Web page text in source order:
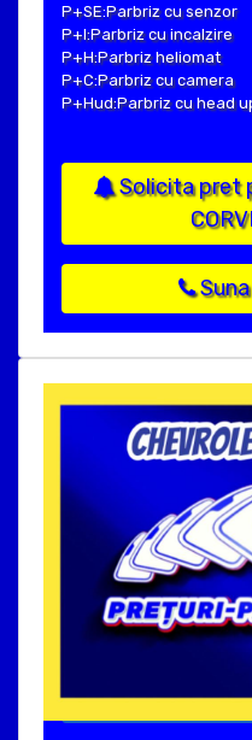
P+SE:Parbriz cu senzor
P+I:Parbriz cu incalzire
P+H:Parbriz heliomat
P+C:Parbriz cu camera
P+Hud:Parbriz cu head
Solicita pret